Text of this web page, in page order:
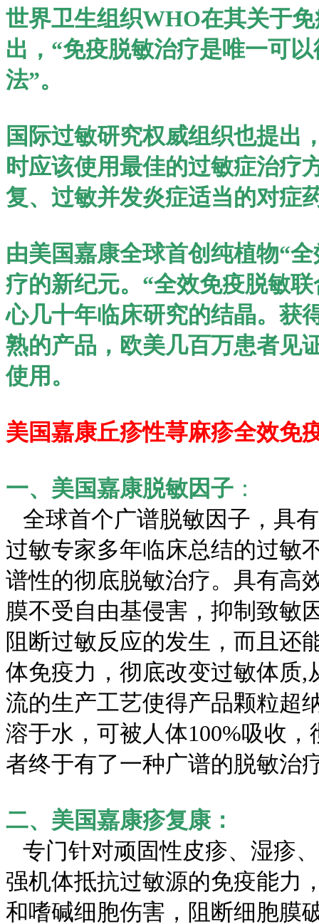
世界卫生组织WHO在其关于
出，“免疫脱敏治疗是唯一可
法”。
国际过敏研究权威组织也提出
时应该使用最佳的过敏症治疗
复、过敏并发炎症适当的对症
由美国嘉康全球首创纯植物“
疗的新纪元。“全效免疫脱敏
心几十年临床研究的结晶。获
熟的产品，欧美几百万患者见
使用。
美国嘉康丘疹性荨麻疹全效免
一、美国嘉康脱敏因子 ：
全球首个广谱脱敏因子，具
过敏专家多年临床总结的过敏
谱性的彻底脱敏治疗。具有高
膜不受自由基侵害，抑制致敏
阻断过敏反应的发生，而且还
体免疫力，彻底改变过敏体质
流的生产工艺使得产品颗粒超
溶于水，可被人体100%吸收
者终于有了一种广谱的脱敏治
二、美国嘉康疹复康：
专门针对顽固性皮疹、湿疹
强机体抵抗过敏源的免疫能力
和嗜碱细胞伤害，阻断细胞膜